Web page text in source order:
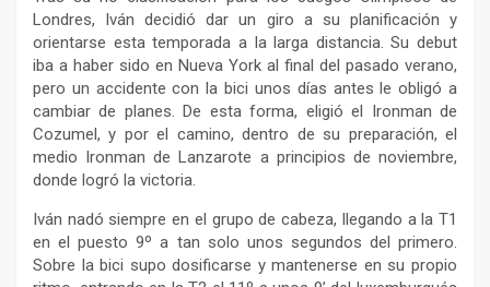
Londres, Iván decidió dar un giro a su planificación y
orientarse esta temporada a la larga distancia. Su debut
iba a haber sido en Nueva York al final del pasado verano,
pero un accidente con la bici unos días antes le obligó a
cambiar de planes. De esta forma, eligió el Ironman de
Cozumel, y por el camino, dentro de su preparación, el
medio Ironman de Lanzarote a principios de noviembre,
donde logró la victoria.
Iván nadó siempre en el grupo de cabeza, llegando a la T1
en el puesto 9º a tan solo unos segundos del primero.
Sobre la bici supo dosificarse y mantenerse en su propio